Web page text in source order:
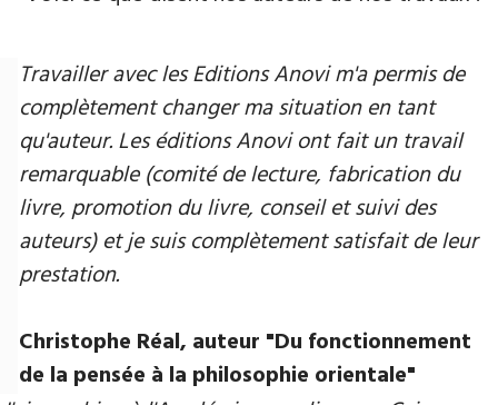
Travailler avec les Editions Anovi m'a permis de
complètement changer ma situation en tant
qu'auteur. Les éditions Anovi ont fait un travail
remarquable (comité de lecture, fabrication du
livre, promotion du livre, conseil et suivi des
auteurs) et je suis complètement satisfait de leur
prestation.
Christophe Réal, auteur "Du fonctionnement
de la pensée à la philosophie orientale"